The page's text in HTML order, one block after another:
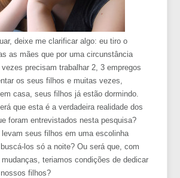
deixe me clarificar algo: eu tiro o
as mães que por uma circunstância
precisam trabalhar 2, 3 empregos
os seus filhos e muitas vezes,
casa, seus filhos já estão dormindo.
que esta é a verdadeira realidade dos
foram entrevistados nesta pesquisa?
seus filhos em uma escolinha
los só a noite? Ou será que, com
teriamos condições de dedicar
filhos?